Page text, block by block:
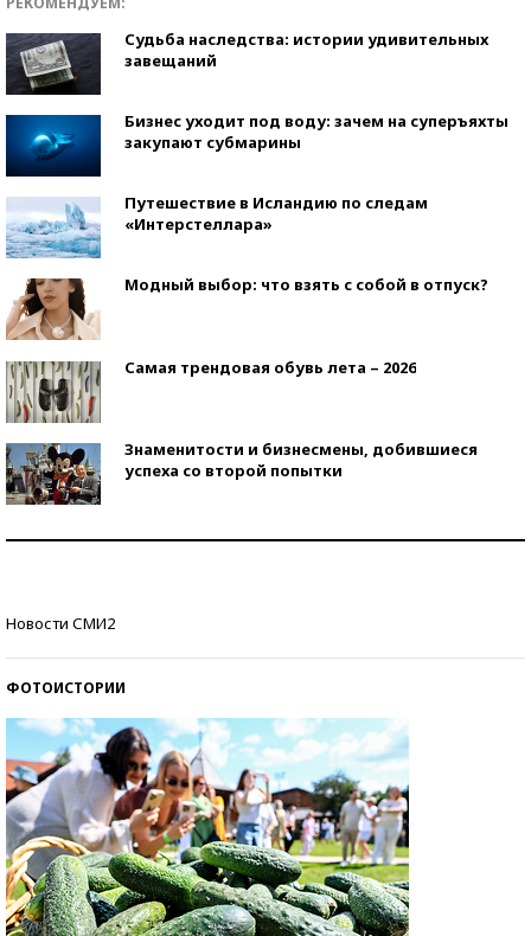
Судьба наследства: истории удивительных
завещаний
Бизнес уходит под воду: зачем на суперъяхты
закупают субмарины
Путешествие в Исландию по следам
«Интерстеллара»
Модный выбор: что взять с собой в отпуск?
Самая трендовая обувь лета – 2026
Знаменитости и бизнесмены, добившиеся
успеха со второй попытки
Новости СМИ2
ФОТОИСТОРИИ